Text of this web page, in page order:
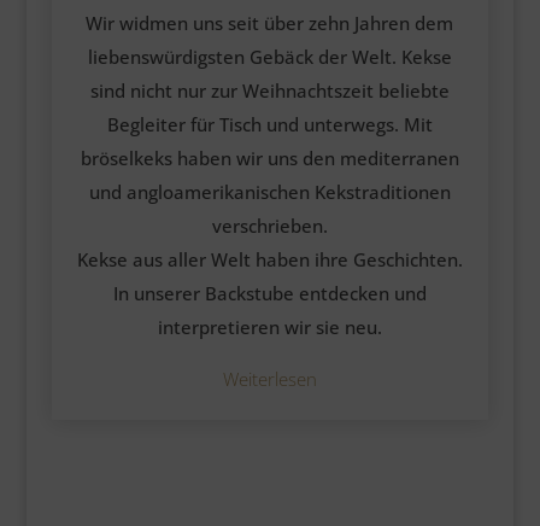
Wir widmen uns seit über zehn Jahren dem
liebenswürdigsten Gebäck der Welt. Kekse
sind nicht nur zur Weihnachtszeit beliebte
Begleiter für Tisch und unterwegs. Mit
bröselkeks haben wir uns den mediterranen
und angloamerikanischen Kekstraditionen
verschrieben.
Kekse aus aller Welt haben ihre Geschichten.
In unserer Backstube entdecken und
interpretieren wir sie neu.
Weiterlesen